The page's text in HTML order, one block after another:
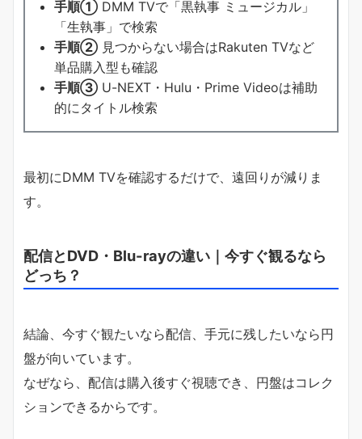
手順① DMM TVで「黒執事 ミュージカル」
「生執事」で検索
手順② 見つからない場合はRakuten TVなど
単品購入型も確認
手順③ U-NEXT・Hulu・Prime Videoは補助
的にタイトル検索
最初にDMM TVを確認するだけで、遠回りが減りま
す。
配信とDVD・Blu-rayの違い｜今すぐ観るなら
どっち？
結論、今すぐ観たいなら配信、手元に残したいなら円
盤が向いています。
なぜなら、配信は購入後すぐ視聴でき、円盤はコレク
ションできるからです。